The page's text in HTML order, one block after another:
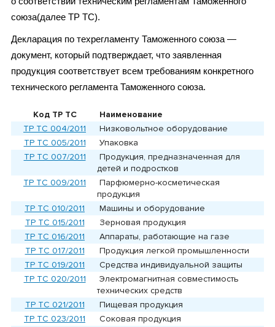
союза(далее ТР ТС).
Декларация по техрегламенту Таможенного союза —
документ, который подтверждает, что заявленная
продукция соответствует всем требованиям конкретного
технического регламента Таможенного союза.
Код ТР ТС
Наименование
ТР ТС 004/2011
Низковольтное оборудование
ТР ТС 005/2011
Упаковка
ТР ТС 007/2011
Продукция, предназначенная для
детей и подростков
ТР ТС 009/2011
Парфюмерно-косметическая
продукция
ТР ТС 010/2011
Машины и оборудование
ТР ТС 015/2011
Зерновая продукция
ТР ТС 016/2011
Аппараты, работающие на газе
ТР ТС 017/2011
Продукция легкой промышленности
ТР ТС 019/2011
Средства индивидуальной защиты
ТР ТC 020/2011
Электромагнитная совместимость
технических средств
ТР ТС 021/2011
Пищевая продукция
ТР ТС 023/2011
Соковая продукция